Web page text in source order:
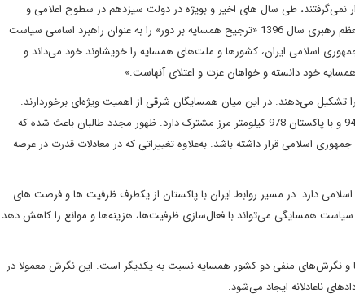
طی سال های اخیر و بویژه در دولت سیزدهم در سطوح اعلامی و
اعمالی، به یکی از مهمترین اولویت‌های سیاست خارجی تبدیل شده‌ اند. مقام معظم رهبری سال 1396 «ترجیح همسایه بر دور» را به عنوان راهبرد اساسی سیاست
اسلامی ایران، کشور‌ها و ملت‌های همسایه را خویشاوند خود می‌داند و
خود دانسته و خواهان عزت و اعتلای آنهاست.»
می‌دهند. در این میان همسایگان شرقی از اهمیت ویژه‌ای برخوردارند.
مرزهای ایران با همسایگان شرقی آن، 1923 کیلومتر است. ایران با افغانستان 945 و با پاکستان 978 کیلومتر مرز مشترک دارد. ظهور مجدد طالبان باعث شده که
اسلامی قرار داشته باشد. به‌علاوه تغییراتی که در معادلات قدرت در عرصه
دارد. در مسیر روابط ایران با پاکستان از یکطرف ظرفیت ها و فرصت های
همسایگی می‌تواند با فعال‌سازی ظرفیت‌ها، هزینه‌ها و موانع را کاهش دهد
نگرش‌های منفی دو کشور همسایه نسبت به یکدیگر است. این نگرش معمولا در
ناعادلانه ایجاد می‌شود.